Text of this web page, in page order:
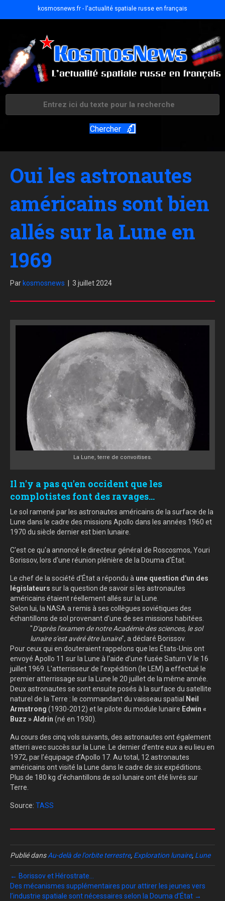
kosmosnews.fr - l'actualité spatiale russe en français
Chercher
Oui les astronautes
américains sont bien
allés sur la Lune en
1969
Par kosmosnews 3 juillet 2024
La Lune, terre de convoitises.
Il n'y a pas qu'en occident que les
complotistes font des ravages...
Le sol ramené par les astronautes américains de la surface de la
Lune dans le cadre des missions Apollo dans les années 1960 et
1970 du siècle dernier est bien lunaire.
C'est ce qu'a annoncé le directeur général de Roscosmos, Youri
Borissov, lors d'une réunion plénière de la Douma d'État.
Le chef de la société d'État a répondu à une question d'un des
législateurs sur la question de savoir si les astronautes
américains étaient réellement allés sur la Lune.
Selon lui, la NASA a remis à ses collègues soviétiques des
échantillons de sol provenant d'une de ses missions habitées.
"D'après l'examen de notre Académie des sciences, le sol
lunaire s'est avéré être lunaire", a déclaré Borissov.
Pour ceux qui en douteraient rappelons que l es États-Unis ont
envoyé Apollo 11 sur la Lune à l'aide d'une fusée Saturn V le 16
juillet 1969. L'atterrisseur de l'expédition (le LEM) a effectué le
premier atterrissage sur la Lune le 20 juillet de la même année.
Deux astronautes se sont ensuite posés à la surface du satellite
naturel de la Terre : le commandant du vaisseau spatial
Neil
Armstrong (1930-2012) et le pilote du module lunaire Edwin «
Buzz » Aldrin (né en 1930).
Au cours des cinq vols suivants, des astronautes ont également
atterri avec succès sur la Lune. Le dernier d’entre eux a eu lieu en
1972, par l’équipage d’Apollo 17. Au total, 12 astronautes
américains ont visité la Lune dans le cadre de six expéditions.
Plus de 180 kg d'échantillons de sol lunaire ont été livrés sur
Terre.
Source: TASS
Publié dansAu-delà de l'orbite terrestre, Exploration lunaire, Lune
← Borissov et Hérostrate…
Des mécanismes supplémentaires pour attirer les jeunes vers
l’industrie spatiale sont nécessaires selon la Douma d’État →